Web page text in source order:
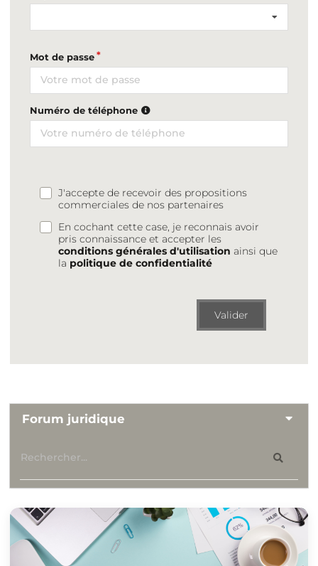
Mot de passe
Numéro de téléphone
J'accepte de recevoir des propositions
commerciales de nos partenaires
En cochant cette case, je reconnais avoir
pris connaissance et accepter les
conditions générales d'utilisation ainsi que
la politique de confidentialité
Valider
Forum juridique